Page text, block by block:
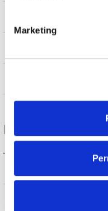
Marketing
Performance